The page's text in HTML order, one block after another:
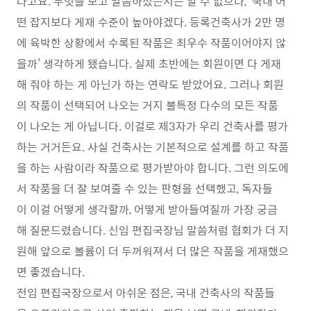
떤 잡지보다 게재 수준이 높아야겠다. 등록건축사가 2만 명
에 육박한 상황에서 수록된 작품은 최우수 작품이어야지 않
을까’ 생각하게 됐습니다. 실제 초반에는 회원이면 다 게재
해 줘야 하는 게 아닌가 하는 연락도 받았어요. 그러나 회원
의 작품이 선택되어 나오는 거지 불특정 다수의 모든 작품
이 나오는 게 아닙니다. 이걸로 제3자가 우리 건축사를 평가
하는 거거든요. 사실 건축사는 기본적으로 설계를 하고 작품
을 하는 사람이라 작품으로 평가받아야 합니다. 그런 의도에
서 작품을 더 잘 보여줄 수 있는 판형을 선택했고, 독자들
이 이걸 어떻게 생각할까, 어떻게 받아들여질까 가장 궁금
해 질문드렸습니다. 신임 편집국장님 말씀처럼 협회가 더 지
원해 앞으로 볼륨이 더 두꺼워져서 더 많은 작품을 게재했으
면 좋겠습니다.
전임 편집국장으로서 아쉬운 점은, 국내 건축사의 작품들